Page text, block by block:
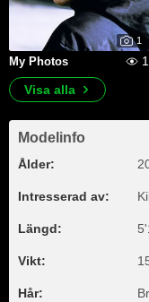
1
My Photos
1
Visa alla
Modelinfo
Ålder:
Intresserad av:
Längd:
Vikt:
Hår: